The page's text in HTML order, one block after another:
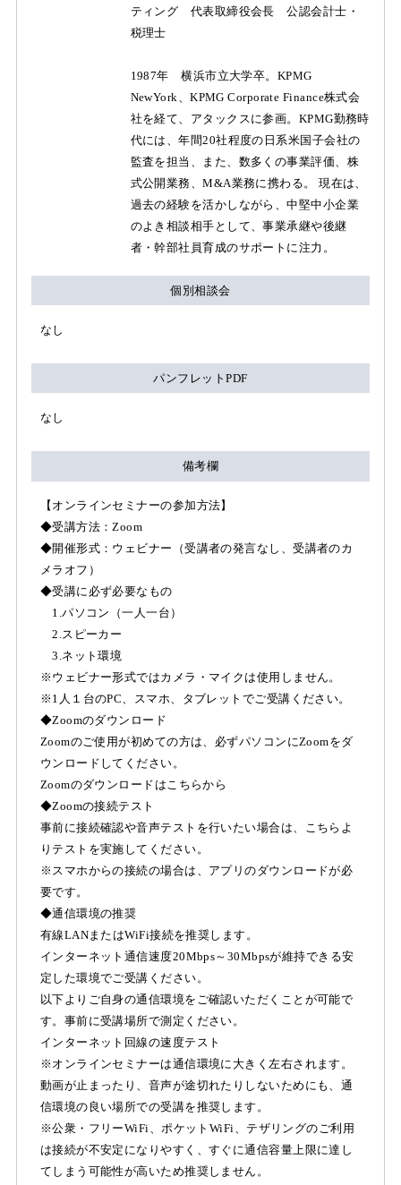
ティング 代表取締役会長 公認会計士・
税理士
1987年 横浜市立大学卒。KPMG
NewYork、KPMG Corporate Finance株式会
社を経て、アタックスに参画。KPMG勤務時
代には、年間20社程度の日系米国子会社の
監査を担当、また、数多くの事業評価、株
式公開業務、M&A業務に携わる。 現在は、
過去の経験を活かしながら、中堅中小企業
のよき相談相手として、事業承継や後継
者・幹部社員育成のサポートに注力。
個別相談会
なし
パンフレットPDF
なし
備考欄
【オンラインセミナーの参加方法】
◆受講方法：Zoom
◆開催形式：ウェビナー（受講者の発言なし、受講者のカ
メラオフ）
◆受講に必ず必要なもの
1.パソコン（一人一台）
2.スピーカー
3.ネット環境
※ウェビナー形式ではカメラ・マイクは使用しません。
※1人１台のPC、スマホ、タブレットでご受講ください。
◆Zoomのダウンロード
Zoomのご使用が初めての方は、必ずパソコンにZoomをダ
ウンロードしてください。
Zoomのダウンロードはこちらから
◆Zoomの接続テスト
事前に接続確認や音声テストを行いたい場合は、こちらよ
りテストを実施してください。
※スマホからの接続の場合は、アプリのダウンロードが必
要です。
◆通信環境の推奨
有線LANまたはWiFi接続を推奨します。
インターネット通信速度20Mbps～30Mbpsが維持できる安
定した環境でご受講ください。
以下よりご自身の通信環境をご確認いただくことが可能で
す。事前に受講場所で測定ください。
インターネット回線の速度テスト
※オンラインセミナーは通信環境に大きく左右されます。
動画が止まったり、音声が途切れたりしないためにも、通
信環境の良い場所での受講を推奨します。
※公衆・フリーWiFi、ポケットWiFi、テザリングのご利用
は接続が不安定になりやすく、すぐに通信容量上限に達し
てしまう可能性が高いため推奨しません。